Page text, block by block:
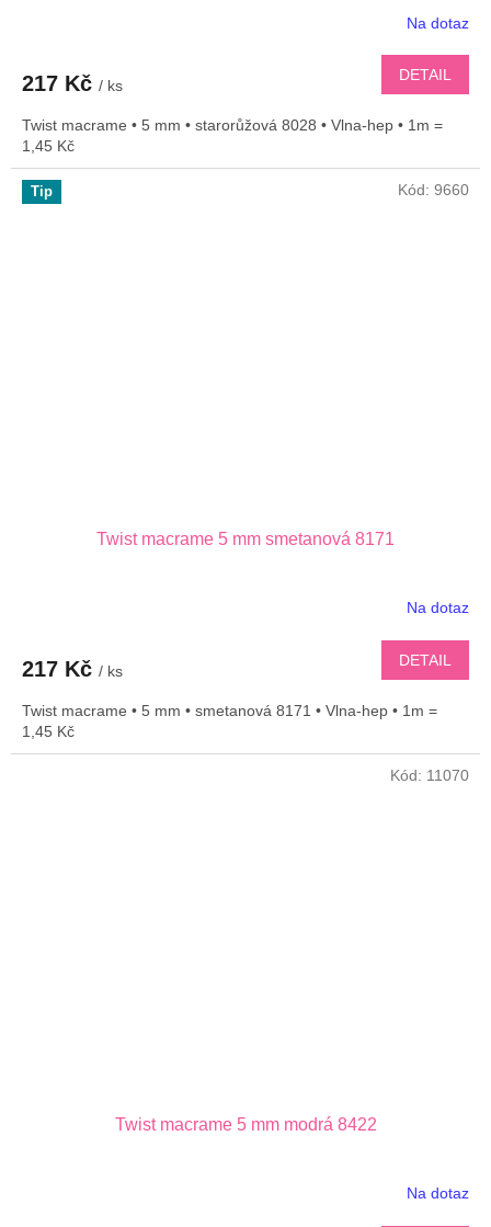
Na dotaz
217 Kč / ks
DETAIL
Twist macrame • 5 mm • starorůžová 8028 • Vlna-hep • 1m =
1,45 Kč
Tip
Twist macrame 5 mm smetanová 8171
Na dotaz
217 Kč / ks
DETAIL
Twist macrame • 5 mm • smetanová 8171 • Vlna-hep • 1m =
1,45 Kč
Kód: 9660
Twist macrame 5 mm modrá 8422
Na dotaz
Kód: 11070